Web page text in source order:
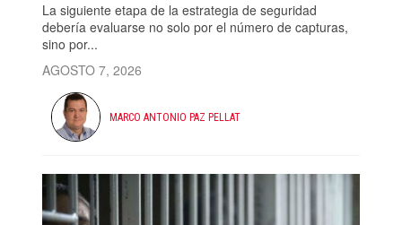
La siguiente etapa de la estrategia de seguridad
debería evaluarse no solo por el número de capturas,
sino por...
AGOSTO 7, 2026
MARCO ANTONIO PAZ PELLAT